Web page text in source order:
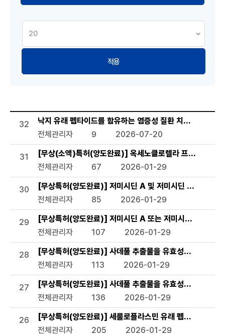
적용
기술이전 현황 목록으로 번호, 제목, 작성자, 조회수,등록일, 첨
32
낙지 유래 펩타이드를 함유하는 염증성 질환 치료용 약학 조
전체관리자
9 2026-07-20
31
[무상(소액)특허(양도완료)] 옥세노클로렐라 프로토테코
전체관리자
67 2026-01-29
30
[무상특허(양도완료)] 저미시딘 A 및 저미시딘 B를 생산
전체관리자
85 2026-01-29
29
[무상특허(양도완료)] 저미시딘 A 또는 저미시딘 B를 활성
전체관리자
107 2026-01-29
28
[무상특허(양도완료)] 사데풀 추출물을 유효성분으로 함유
전체관리자
113 2026-01-29
27
[무상특허(양도완료)] 사데풀 추출물을 유효성분으로 함유
전체관리자
136 2026-01-29
26
[무상특허(양도완료)] 세룰로플라스민 유래 펩타이드 및
전체관리자
205 2026-01-29